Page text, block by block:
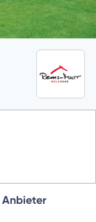
Anbieter